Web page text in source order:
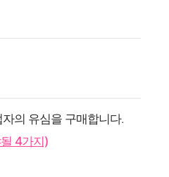
의 유심을 구매합니다.
4가지)